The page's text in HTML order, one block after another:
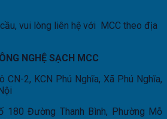
vui lòng liên hệ với MCC theo địa
NGHỆ SẠCH MCC
CN-2, KCN Phú Nghĩa, Xã Phú Nghĩa,
180 Đường Thanh Bình, Phường Mỗ